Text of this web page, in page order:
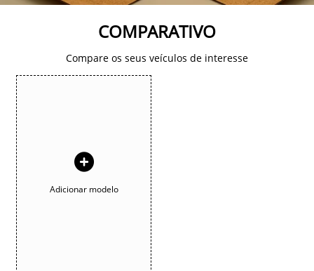
COMPARATIVO
Compare os seus veículos de interesse
Adicionar modelo